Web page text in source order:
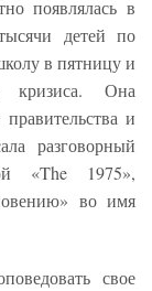
появлялась в
детей по
в пятницу и
кризиса. Она
и
разговорный
«The 1975»,
во имя
свое